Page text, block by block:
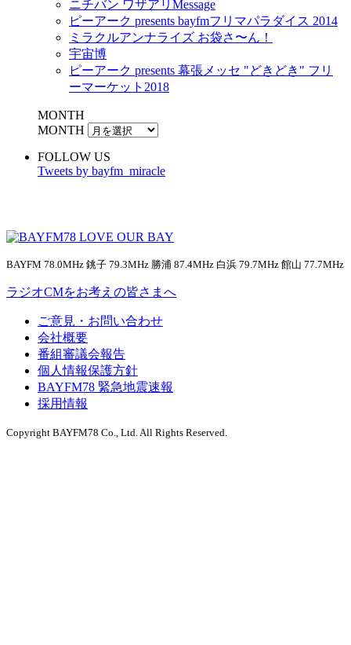
ニチバン ワザアリMessage
ピーアーク presents bayfmフリマパラダイス 2014
ミラクルアンナライズ お袋さ〜ん！
宇宙博
ピーアーク presents 幕張メッセ "どきどき" フリ
ーマーケット2018
MONTH
MONTH
FOLLOW US
Tweets by bayfm_miracle
BAYFM 78.0MHz 銚子 79.3MHz 勝浦 87.4MHz 白浜 79.7MHz 館山 77.7MHz
ラジオCMをお考えの皆さまへ
ご意見・お問い合わせ
会社概要
番組審議会報告
個人情報保護方針
BAYFM78 緊急地震速報
採用情報
Copyright BAYFM78 Co., Ltd. All Rights Reserved.